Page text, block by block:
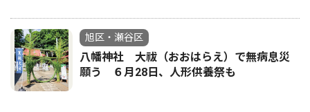
旭区・瀬谷区
八幡神社 大祓（おおはらえ）で無病息災
願う ６月28日、人形供養祭も